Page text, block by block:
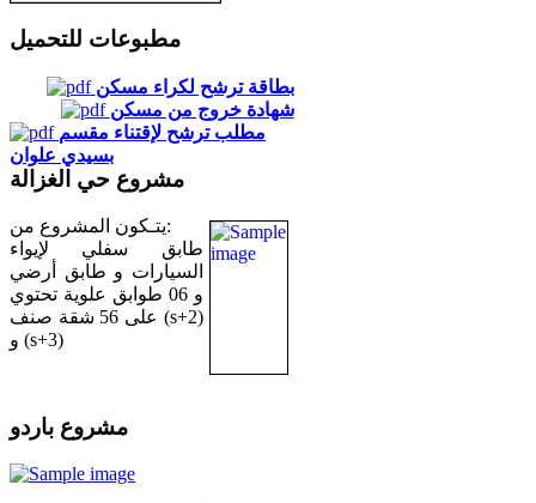
مطبوعات للتحميل
بطاقة ترشح لكراء مسكن
شهادة خروج من مسكن
مطلب ترشح لإقتناء مقسم
بسيدي علوان
مشروع حي الغزالة
يتـكون المشروع من:
طابق سفلي لإيواء
السيارات و طابق أرضي
و 06 طوابق علوية تحتوي
على 56 شقة صنف (s+2)
و (s+3)
مشروع باردو